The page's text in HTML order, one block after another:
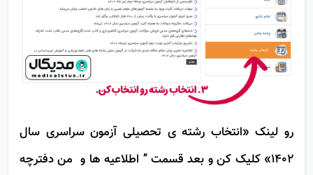
رو لینک «انتخاب رشته ی تحصیلی آزمون سراسری سال